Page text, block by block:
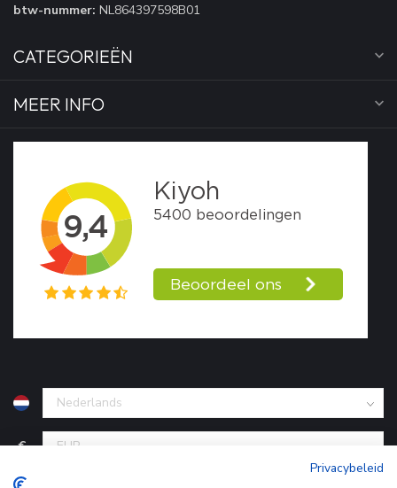
btw-nummer: NL864397598B01
CATEGORIEËN
MEER INFO
€
Privacybeleid